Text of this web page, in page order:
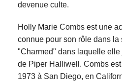
devenue culte.
Holly Marie Combs est une
connue pour son rôle dans la
"Charmed" dans laquelle
de Piper Halliwell. Combs
1973 à San Diego, en